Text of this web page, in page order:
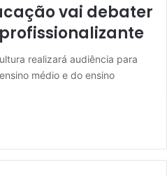
vai debater
realizará audiência para
médio e do ensino